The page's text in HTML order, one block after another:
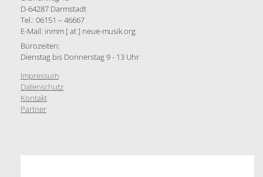
D-64287 Darmstadt
Tel.: 06151 – 46667
E-Mail: inmm [ at ] neue-musik.org
Bürozeiten:
Dienstag bis Donnerstag 9 - 13 Uhr
Impressum
Datenschutz
Kontakt
Partner